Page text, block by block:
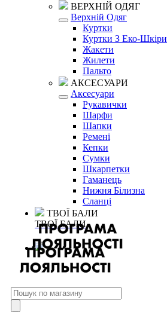
ВЕРХНІЙ ОДЯГ
Верхній Одяг
Куртки
Куртки З Еко-Шкіри
Жакети
Жилети
Пальто
АКСЕСУАРИ
Аксесуари
Рукавички
Шарфи
Шапки
Ремені
Кепки
Сумки
Шкарпетки
Гаманець
Нижня Білизна
Сланці
ТВОЇ БАЛИ
ТВОЇ БАЛИ